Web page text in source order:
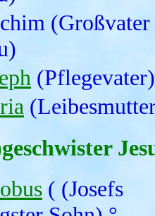
(Großvater
( (Josefs